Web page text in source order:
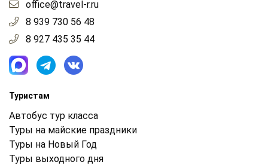
office@travel-r.ru
8 939 730 56 48
8 927 435 35 44
Туристам
Автобус тур класса
Туры на майские праздники
Туры на Новый Год
Туры выходного дня